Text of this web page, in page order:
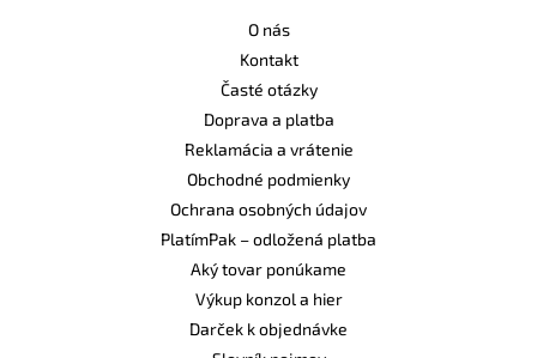
O nás
Kontakt
Časté otázky
Doprava a platba
Reklamácia a vrátenie
Obchodné podmienky
Ochrana osobných údajov
PlatímPak – odložená platba
Aký tovar ponúkame
Výkup konzol a hier
Darček k objednávke